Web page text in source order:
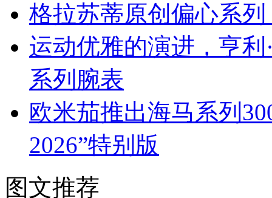
格拉苏蒂原创偏心系
运动优雅的演进，亨
系列腕表
欧米茄推出海马系列
2026”特别版
图文推荐